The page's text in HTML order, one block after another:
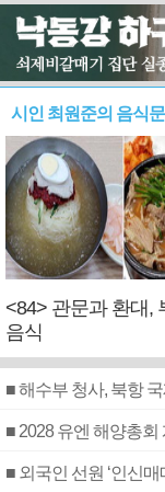
시인 최원준의 음식
<84> 관문과 환대,
음식
■ 해수부 청사, 북항
■ 2028 유엔 해양총회
■ 외국인 선원 ‘인신